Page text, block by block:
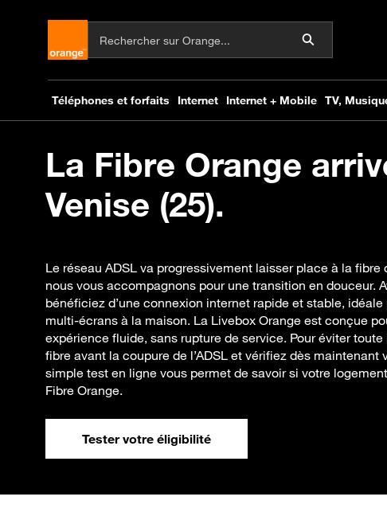
La Fibre Orange
Venise (25).
Le réseau ADSL va progressivement laisser place à la fibre
nous vous accompagnons pour une transition en douceur.
bénéficiez d’une connexion internet rapide et stable,
multi-écrans à la maison. La Livebox Orange est conçue
expérience fluide, sans rupture de service. Pour éviter
fibre avant la coupure de l’ADSL et vérifiez dès maintenant
simple test en ligne vous permet de savoir si votre
Fibre Orange.
Tester votre éligibilité